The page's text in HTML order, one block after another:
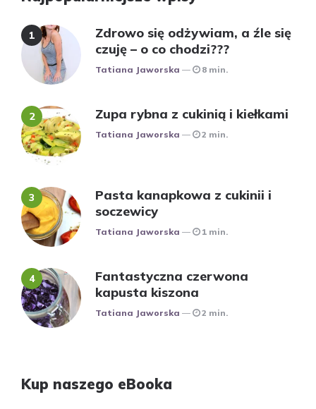
Zdrowo się odżywiam, a źle się
czuję – o co chodzi???
Posted
Tatiana Jaworska 8 min.
Zupa rybna z cukinią i kiełkami
Posted
Tatiana Jaworska 2 min.
Pasta kanapkowa z cukinii i
soczewicy
Posted
Tatiana Jaworska 1 min.
Fantastyczna czerwona
kapusta kiszona
Posted
Tatiana Jaworska 2 min.
Kup naszego eBooka